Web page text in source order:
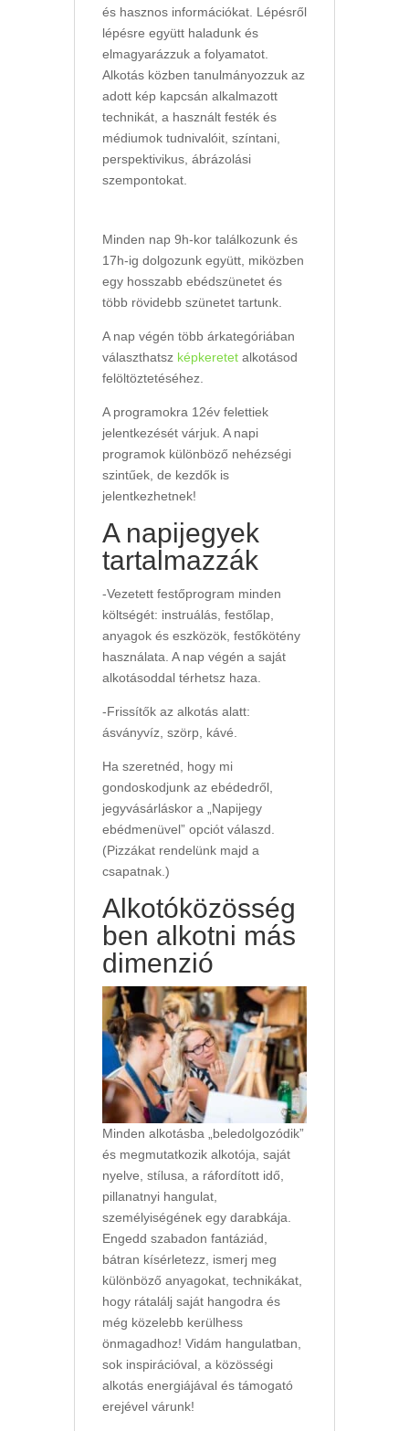
és hasznos információkat. Lépésről
lépésre együtt haladunk és
elmagyarázzuk a folyamatot.
Alkotás közben tanulmányozzuk az
adott kép kapcsán alkalmazott
technikát, a használt festék és
médiumok tudnivalóit, színtani,
perspektivikus, ábrázolási
szempontokat.
Minden nap 9h-kor találkozunk és
17h-ig dolgozunk együtt, miközben
egy hosszabb ebédszünetet és
több rövidebb szünetet tartunk.
A nap végén több árkategóriában
választhatsz képkeretet alkotásod
felöltöztetéséhez.
A programokra 12év felettiek
jelentkezését várjuk. A napi
programok különböző nehézségi
szintűek, de kezdők is
jelentkezhetnek!
A napijegyek
tartalmazzák
-Vezetett festőprogram minden
költségét: instruálás, festőlap,
anyagok és eszközök, festőkötény
használata. A nap végén a saját
alkotásoddal térhetsz haza.
-Frissítők az alkotás alatt:
ásványvíz, szörp, kávé.
Ha szeretnéd, hogy mi
gondoskodjunk az ebédedről,
jegyvásárláskor a „Napijegy
ebédmenüvel” opciót válaszd.
(Pizzákat rendelünk majd a
csapatnak.)
Alkotóközösség
ben alkotni más
dimenzió
Minden alkotásba „beledolgozódik”
és megmutatkozik alkotója, saját
nyelve, stílusa, a ráfordított idő,
pillanatnyi hangulat,
személyiségének egy darabkája.
Engedd szabadon fantáziád,
bátran kísérletezz, ismerj meg
különböző anyagokat, technikákat,
hogy rátalálj saját hangodra és
még közelebb kerülhess
önmagadhoz! Vidám hangulatban,
sok inspirációval, a közösségi
alkotás energiájával és támogató
erejével várunk!